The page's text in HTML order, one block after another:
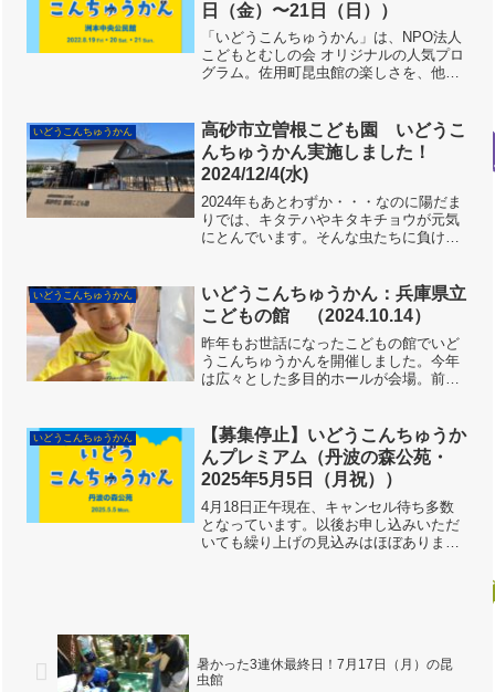
日（金）〜21日（日））
「いどうこんちゅうかん」は、NPO法人
こどもとむしの会 オリジナルの人気プロ
グラム。佐用町昆虫館の楽しさを、他の
小さな子どもたちに、特にオススメ。
暑〜いときは、涼しいお...
いどうこんちゅうかん
高砂市立曽根こども園 いどうこ
んちゅうかん実施しました！
2024/12/4(水)
2024年もあとわずか・・・なのに陽だま
りでは、キタテハやキタキチョウが元気
にとんでいます。そんな虫たちに負けな
うかん】。高砂市の公立こども園、初開
催です！前の日に先生...
いどうこんちゅうかん
いどうこんちゅうかん：兵庫県立
こどもの館 （2024.10.14）
昨年もお世話になったこどもの館でいど
うこんちゅうかんを開催しました。今年
は広々とした多目的ホールが会場。前日
ゃくちゃ暑かったそうです。こどもの館
のすぐ近くで、ベニトン...
いどうこんちゅうかん
【募集停止】いどうこんちゅうか
んプレミアム（丹波の森公苑・
2025年5月5日（月祝））
4月18日正午現在、キャンセル待ち多数
となっています。以後お申し込みいただ
いても繰り上げの見込みはほぼありませ
暑かった3連休最終日！7月17日（月）の昆
虫館